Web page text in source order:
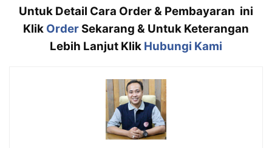
Untuk Detail Cara Order & Pembayaran ini
Klik OrderSekarang & Untuk Keterangan
Lebih Lanjut Klik Hubungi Kami